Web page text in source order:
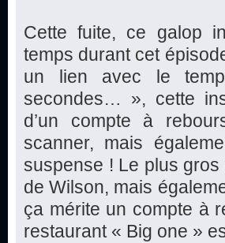
Cette fuite, ce galop
temps durant cet
un lien avec le
secondes… », cette
d’un compte à
scanner, mais
suspense ! Le plus gros
de Wilson, mais
ça mérite un compte à
restaurant « Big one »